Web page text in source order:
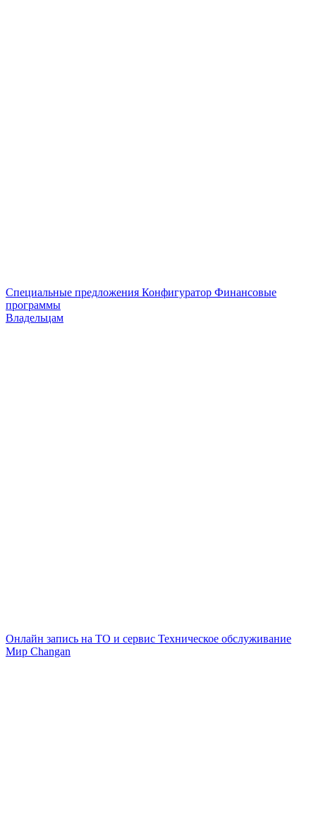
Специальные предложения Конфигуратор Финансовые
программы
Владельцам
Онлайн запись на ТО и сервис Техническое обслуживание
Мир Changan